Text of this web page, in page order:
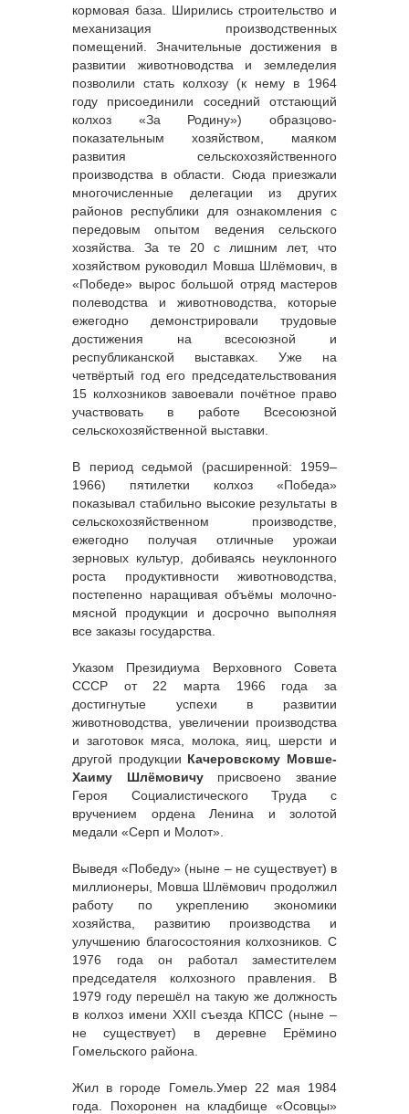
кормовая база. Ширились строительство и
механизация производственных
помещений. Значительные достижения в
развитии животноводства и земледелия
позволили стать колхозу (к нему в 1964
году присоединили соседний отстающий
колхоз «За Родину») образцово-
показательным хозяйством, маяком
развития сельскохозяйственного
производства в области. Сюда приезжали
многочисленные делегации из других
районов республики для ознакомления с
передовым опытом ведения сельского
хозяйства. За те 20 с лишним лет, что
хозяйством руководил Мовша Шлёмович, в
«Победе» вырос большой отряд мастеров
полеводства и животноводства, которые
ежегодно демонстрировали трудовые
достижения на всесоюзной и
республиканской выставках. Уже на
четвёртый год его председательствования
15 колхозников завоевали почётное право
участвовать в работе Всесоюзной
сельскохозяйственной выставки.
В период седьмой (расширенной: 1959–
1966) пятилетки колхоз «Победа»
показывал стабильно высокие результаты в
сельскохозяйственном производстве,
ежегодно получая отличные урожаи
зерновых культур, добиваясь неуклонного
роста продуктивности животноводства,
постепенно наращивая объёмы молочно-
мясной продукции и досрочно выполняя
все заказы государства.
Указом Президиума Верховного Совета
СССР от 22 марта 1966 года за
достигнутые успехи в развитии
животноводства, увеличении производства
и заготовок мяса, молока, яиц, шерсти и
другой продукции Качеровскому Мовше-
Хаиму Шлёмовичуприсвоено звание
Героя Социалистического Труда с
вручением ордена Ленина и золотой
медали «Серп и Молот».
Выведя «Победу» (ныне – не существует) в
миллионеры, Мовша Шлёмович продолжил
работу по укреплению экономики
хозяйства, развитию производства и
улучшению благосостояния колхозников. С
1976 года он работал заместителем
председателя колхозного правления. В
1979 году перешёл на такую же должность
в колхоз имени XXII съезда КПСС (ныне –
не существует) в деревне Ерёмино
Гомельского района.
Жил в городе Гомель.Умер 22 мая 1984
года. Похоронен на кладбище «Осовцы»